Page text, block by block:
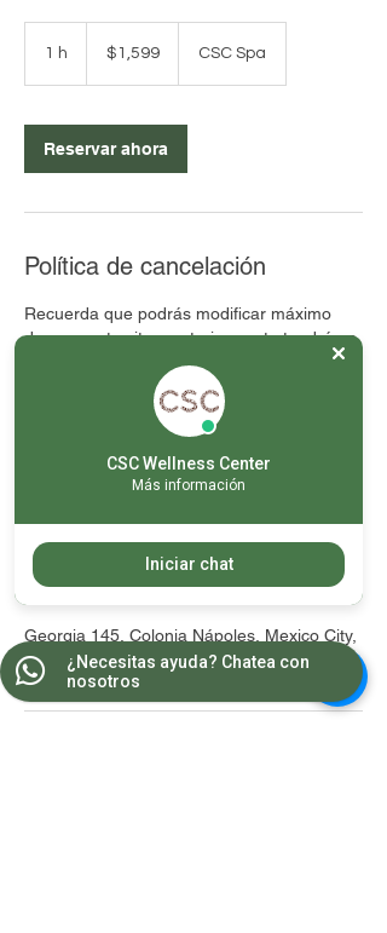
1 h
pesos
mexicanos
$1,599 CSC Spa
Reservar ahora
Política de cancelación
Recuerda que podrás modificar máximo
dos veces tu cita, posteriormente tendrá un
En caso de no acudir al servicio agendado
o no cancelar / reagendar con 24 horas de
anticipación, el servicio se tomará como
No hay rembolsos
Datos de contacto
Georgia 145, Colonia Nápoles, Mexico City,
CDMX, Mexico
CSC Wellness Center
Más información
Iniciar chat
¿Necesitas ayuda? Chatea con
nosotros